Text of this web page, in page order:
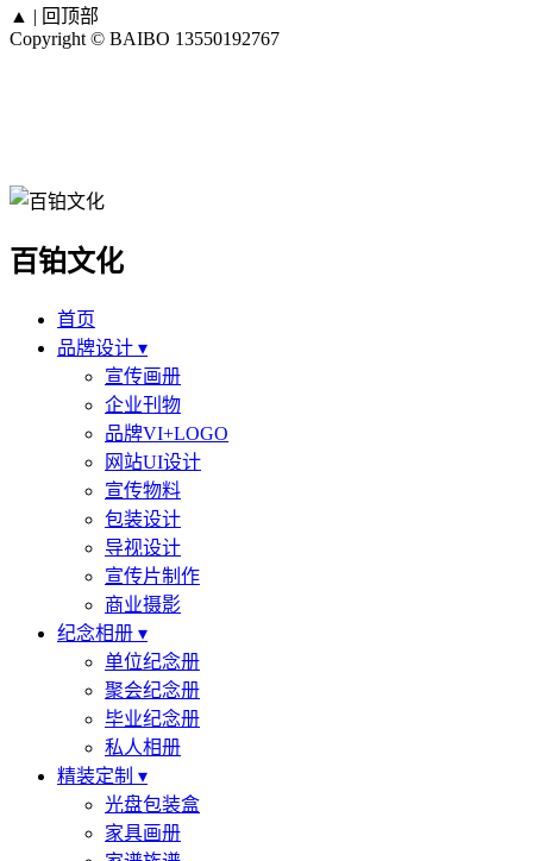
▲ | 回顶部
Copyright © BAIBO 13550192767
百铂文化
首页
品牌设计 ▾
宣传画册
企业刊物
品牌VI+LOGO
网站UI设计
宣传物料
包装设计
导视设计
宣传片制作
商业摄影
纪念相册 ▾
单位纪念册
聚会纪念册
毕业纪念册
私人相册
精装定制 ▾
光盘包装盒
家具画册